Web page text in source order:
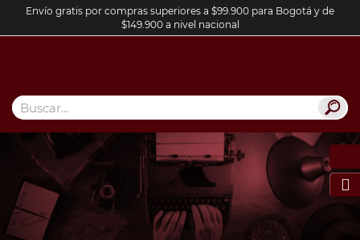
Envío gratis por compras superiores a $99.900 para Bogotá y de
$149.900 a nivel nacional
